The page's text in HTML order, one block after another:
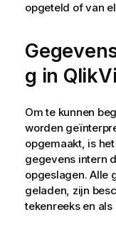
opgeteld of van
g in
Om te kunnen
worden
opgemaakt, is
gegevens intern
opgeslagen. Alle
geladen, zijn
tekenreeks en als